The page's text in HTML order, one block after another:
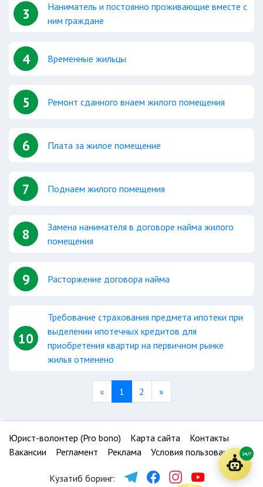
3
Наниматель и постоянно проживающие вместе с
ним граждане
4 Временные жильцы
5 Ремонт сданного внаем жилого помещения
6 Плата за жилое помещение
7 Поднаем жилого помещения
8
Замена нанимателя в договоре найма жилого
помещения
9 Расторжение договора найма
10
Требование страхования предмета ипотеки при
выделении ипотечных кредитов для
приобретения квартир на первичном рынке
жилья отменено
«Previous
1 2 »Next
Юрист-волонтер (Pro bono) Карта сайта
Контакты
Вакансии
Регламент Реклама Условия пользования
Кузатиб боринг:
24/7